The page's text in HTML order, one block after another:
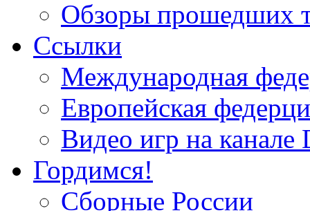
Обзоры прошедших
Ссылки
Международная
Европейская
Видео игр на
Гордимся!
Сборные России